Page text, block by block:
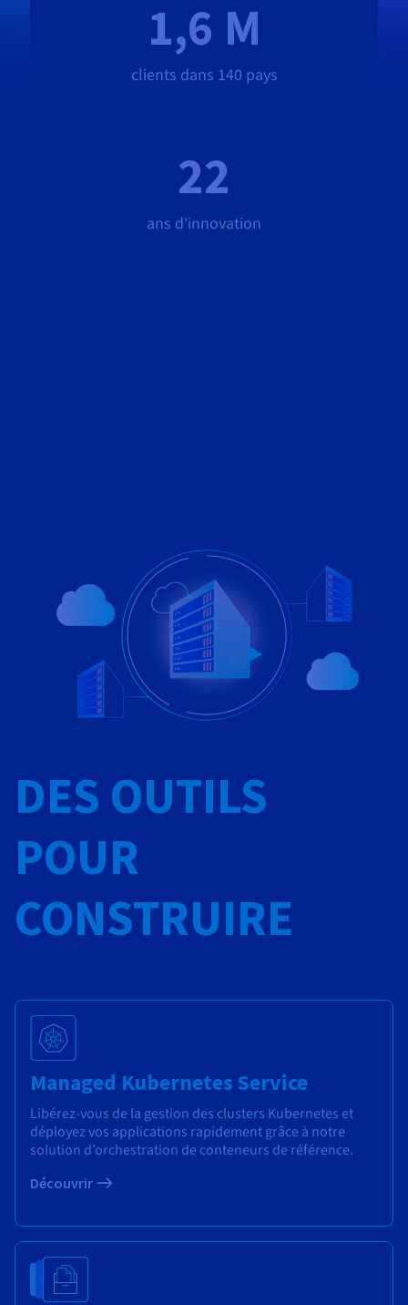
1,6 M
clients dans 140 pays
22
ans d'innovation
DES OUTILS
POUR
CONSTRUIRE
Managed Kubernetes Service
Libérez-vous de la gestion des clusters Kubernetes et
déployez vos applications rapidement grâce à notre
solution d’orchestration de conteneurs de référence.
Découvrir